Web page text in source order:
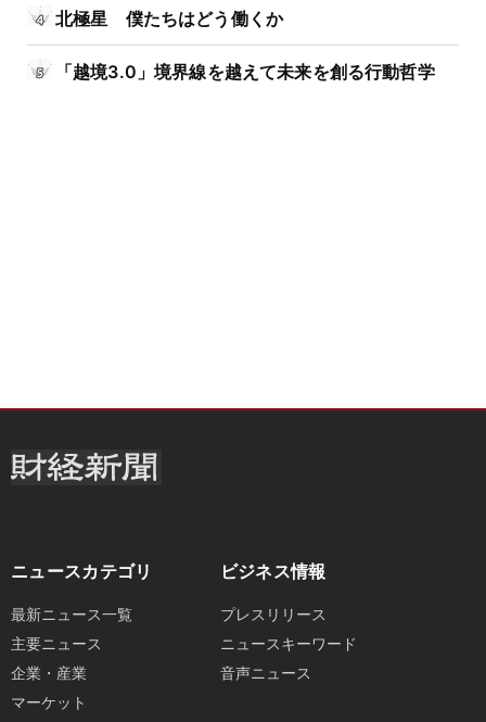
北極星 僕たちはどう働くか
「越境3.0」境界線を越えて未来を創る行動哲学
ニュースカテゴリ
最新ニュース一覧
主要ニュース
企業・産業
マーケット
ビジネス情報
プレスリリース
ニュースキーワード
音声ニュース